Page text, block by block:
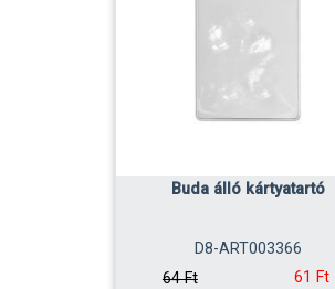
Buda álló kártyatartó
D8-ART003366
64 Ft
61 Ft